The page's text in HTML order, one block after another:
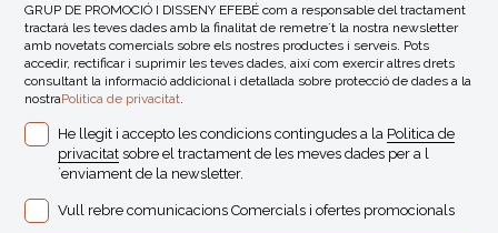
GRUP DE PROMOCIÓ I DISSENY EFEBÉ com a responsable del tractament
tractarà les teves dades amb la finalitat de remetre´t la nostra newsletter
amb novetats comercials sobre els nostres productes i serveis. Pots
accedir, rectificar i suprimir les teves dades, així com exercir altres drets
consultant la informació addicional i detallada sobre protecció de dades a la
nostraPolitica de privacitat.
He llegit i accepto les condicions contingudes a la Politica de
privacitat sobre el tractament de les meves dades per a l
´enviament de la newsletter.
Vull rebre comunicacions Comercials i ofertes promocionals